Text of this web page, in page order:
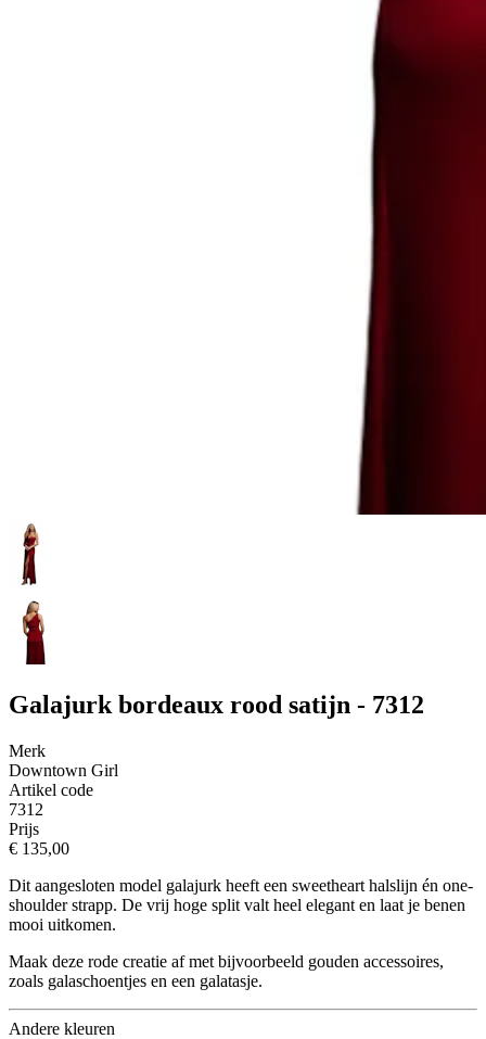
Galajurk bordeaux rood satijn - 7312
Merk
Downtown Girl
Artikel code
7312
Prijs
€ 135,00
Dit aangesloten model galajurk heeft een sweetheart halslijn én one-
shoulder strapp. De vrij hoge split valt heel elegant en laat je benen
mooi uitkomen.
Maak deze rode creatie af met bijvoorbeeld gouden accessoires,
zoals galaschoentjes en een galatasje.
Andere kleuren